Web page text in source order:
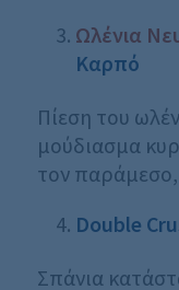
Ωλένια
Καρπό
Πίεση του
μούδιασμα
τον
Double
Σπάνια